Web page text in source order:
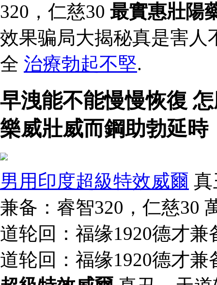
320，仁慈30 最實惠壯陽
效果骗局大揭秘真是害人
全 治療勃起不堅.
早洩能不能慢慢恢復
樂威壯威而鋼助勃延時
男用印度超級特效威爾 真
兼备：睿智320，仁慈30
道轮回：福缘1920德才
道轮回：福缘1920德才